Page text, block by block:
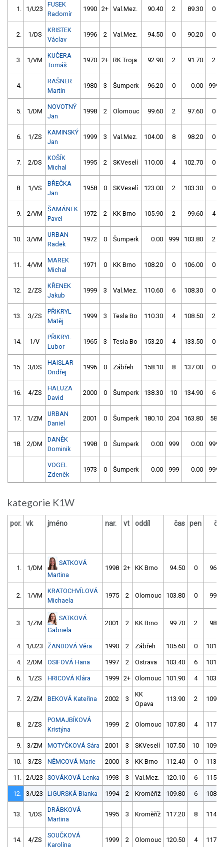
1. 1/U23
FUSEK
Radomír
1990 2+ Val.Mez. 90.40 2 89.30 0
2. 1/DS
KRISTEK
Václav
1996 2 Val.Mez. 94.50 0 90.20 0
3. 1/VM
KUČERA
Tomáš
1970 2+ RK Troja 92.90 2 91.70 2
4.
RAŠNER
Martin
1980 3 Šumperk 96.20 0 0.00 999
5. 1/DM
NOVOTNÝ
Jan
1998 2 Olomouc 99.60 2 97.60 0
6. 1/ZS
KAMINSKÝ
Jan
1999 3 Val.Mez. 104.00 8 98.20 0
7. 2/DS
KOŠÍK
Michal
1995 2 SKVeselí 110.00 4 102.70 0
8. 1/VS
BŘEČKA
Jan
1958 0 SKVeselí 123.00 2 103.30 0
9. 2/VM
ŠAMÁNEK
Pavel
1972 2 KK Brno 105.90 2 99.60 4
10. 3/VM
URBAN
Radek
1972 0 Šumperk 0.00 999 103.80 2
11. 4/VM
MAREK
Michal
1971 0 KK Brno 108.20 0 106.00 0
12. 2/ZS
KŘENEK
Jakub
1999 3 Val.Mez. 110.60 6 108.30 0
13. 3/ZS
PŘIKRYL
Matěj
1999 3 Tesla Bo 110.30 4 108.50 2
14. 1/V
PŘIKRYL
Lubor
1965 3 Tesla Bo 153.20 4 133.50 0
15. 3/DS
HAISLAR
Ondřej
1996 0 Zábřeh 158.10 8 137.00 0
16. 4/ZS
HALUZA
David
2000 0 Šumperk 138.30 10 134.90 6
17. 1/ZM
URBAN
Daniel
2001 0 Šumperk 180.10 204 163.80 58
18. 2/DM
DANĚK
Dominik
1998 0 Šumperk 0.00 999 0.00 999
VOGEL
Zdeněk
1973 0 Šumperk 0.00 999 0.00 999
kategorie K1W
por. vk jméno nar. vt oddíl čas pen
1. 1/DM
SATKOVÁ
Martina
1998 2+ KK Brno 94.50 0
2. 1/VM
KRATOCHVÍLOVÁ
Michaela
1975 2 Olomouc 103.80 0
3. 1/ZM
SATKOVÁ
Gabriela
2001 2 KK Brno 99.70 2
4. 1/U23 ŽANDOVÁ Věra 1990 2 Zábřeh 105.60 0
4. 2/DM OSIFOVÁ Hana 1997 2 Ostrava 103.40 6
6. 1/ZS HRICOVÁ Klára 1999 2+ Olomouc 101.90 4
7. 2/ZM BEKOVÁ Kateřina 2002 3
KK
Opava
113.90 2
8. 2/ZS
POMAJBÍKOVÁ
Kristýna
1999 2 Olomouc 107.80 4
9. 3/ZM MOTYČKOVÁ Sára 2001 3 SKVeselí 107.50 10
10. 3/ZS NĚMCOVÁ Marie 2000 3 KK Brno 112.40 0
11. 2/U23 SOVÁKOVÁ Lenka 1993 3 Val.Mez. 120.10 6
12. 3/U23 LIGURSKÁ Blanka 1994 2 Kroměříž 109.80 6
13. 1/DS
DRÁBKOVÁ
Martina
1995 3 Kroměříž 117.20 8
14. 4/ZS
SOUČKOVÁ
Karolína
1999 2 Olomouc 120.50 4